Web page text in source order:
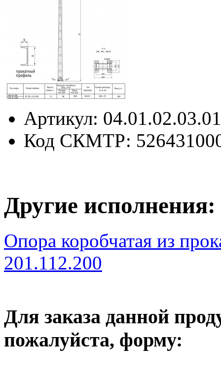
Артикул:
Код СКМТР:
Другие исполнения:
Опора коробчатая из
201.112.200
Для заказа данной
пожалуйста, форму: